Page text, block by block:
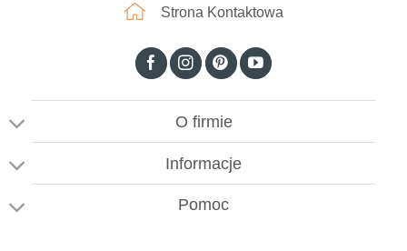
Strona Kontaktowa
O firmie
Informacje
Pomoc